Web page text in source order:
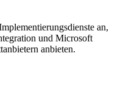
an,
und Microsoft
anbieten.